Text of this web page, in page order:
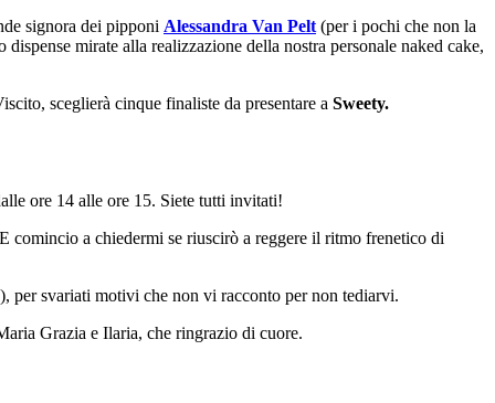
signora dei pipponi Alessandra Van Pelt (per i pochi che non la
dispense mirate alla realizzazione della nostra personale naked cake,
sceglierà cinque finaliste da presentare a Sweety.
ore 14 alle ore 15. Siete tutti invitati!
comincio a chiedermi se riuscirò a reggere il ritmo frenetico di
per svariati motivi che non vi racconto per non tediarvi.
Grazia e Ilaria, che ringrazio di cuore.